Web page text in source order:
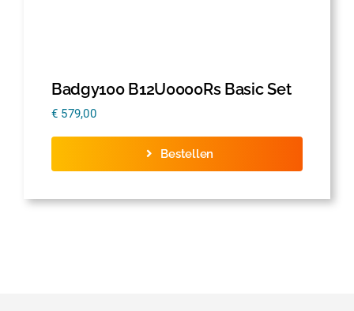
Badgy100 B12U0000Rs Basic Set
€ 579,00
Bestellen